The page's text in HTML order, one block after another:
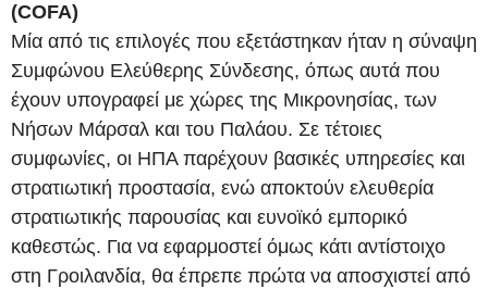
(COFA)
Μία από τις επιλογές που εξετάστηκαν ήταν η σύναψη
Συμφώνου Ελεύθερης Σύνδεσης, όπως αυτά που
έχουν υπογραφεί με χώρες της Μικρονησίας, των
Νήσων Μάρσαλ και του Παλάου. Σε τέτοιες
συμφωνίες, οι ΗΠΑ παρέχουν βασικές υπηρεσίες και
στρατιωτική προστασία, ενώ αποκτούν ελευθερία
στρατιωτικής παρουσίας και ευνοϊκό εμπορικό
καθεστώς. Για να εφαρμοστεί όμως κάτι αντίστοιχο
στη Γροιλανδία, θα έπρεπε πρώτα να αποσχιστεί από